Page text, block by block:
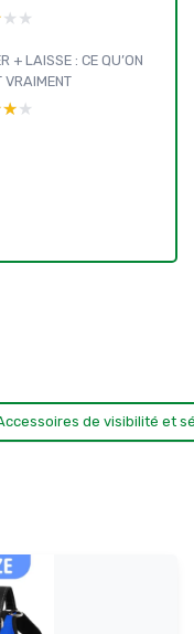
+ LAISSE : CE QU’ON
VRAIMENT
de visibilité et